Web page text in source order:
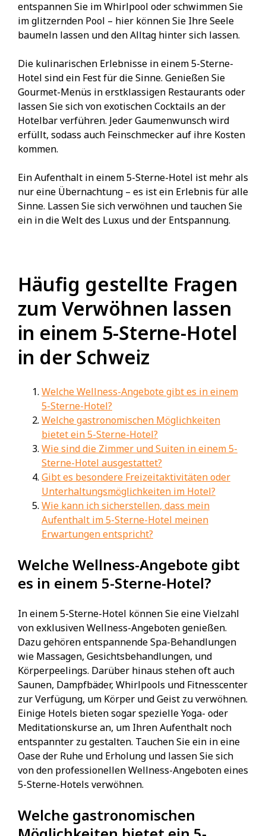
entspannen Sie im Whirlpool oder schwimmen Sie
im glitzernden Pool – hier können Sie Ihre Seele
baumeln lassen und den Alltag hinter sich lassen.
Die kulinarischen Erlebnisse in einem 5-Sterne-
Hotel sind ein Fest für die Sinne. Genießen Sie
Gourmet-Menüs in erstklassigen Restaurants oder
lassen Sie sich von exotischen Cocktails an der
Hotelbar verführen. Jeder Gaumenwunsch wird
erfüllt, sodass auch Feinschmecker auf ihre Kosten
kommen.
Ein Aufenthalt in einem 5-Sterne-Hotel ist mehr als
nur eine Übernachtung – es ist ein Erlebnis für alle
Sinne. Lassen Sie sich verwöhnen und tauchen Sie
ein in die Welt des Luxus und der Entspannung.
Häufig gestellte Fragen
zum Verwöhnen lassen
in einem 5-Sterne-Hotel
in der Schweiz
Welche Wellness-Angebote gibt es in einem
5-Sterne-Hotel?
Welche gastronomischen Möglichkeiten
bietet ein 5-Sterne-Hotel?
Wie sind die Zimmer und Suiten in einem 5-
Sterne-Hotel ausgestattet?
Gibt es besondere Freizeitaktivitäten oder
Unterhaltungsmöglichkeiten im Hotel?
Wie kann ich sicherstellen, dass mein
Aufenthalt im 5-Sterne-Hotel meinen
Erwartungen entspricht?
Welche Wellness-Angebote gibt
es in einem 5-Sterne-Hotel?
In einem 5-Sterne-Hotel können Sie eine Vielzahl
von exklusiven Wellness-Angeboten genießen.
Dazu gehören entspannende Spa-Behandlungen
wie Massagen, Gesichtsbehandlungen, und
Körperpeelings. Darüber hinaus stehen oft auch
Saunen, Dampfbäder, Whirlpools und Fitnesscenter
zur Verfügung, um Körper und Geist zu verwöhnen.
Einige Hotels bieten sogar spezielle Yoga- oder
Meditationskurse an, um Ihren Aufenthalt noch
entspannter zu gestalten. Tauchen Sie ein in eine
Oase der Ruhe und Erholung und lassen Sie sich
von den professionellen Wellness-Angeboten eines
5-Sterne-Hotels verwöhnen.
Welche gastronomischen